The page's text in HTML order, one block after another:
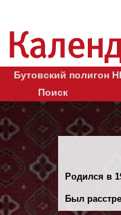
Бутовский полигон
Поиск
Родился в
Был